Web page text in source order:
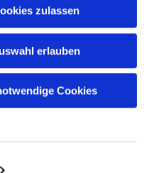
zulassen
erlauben
Cookies